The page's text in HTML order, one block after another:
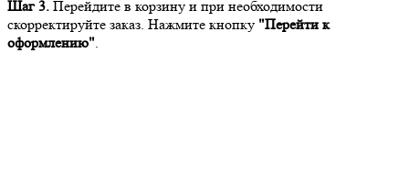
Шаг 3. Перейдите в корзину и при необходимости
скорректируйте заказ. Нажмите кнопку "Перейти к
оформлению".